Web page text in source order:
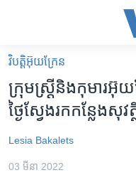
គេហទំព័រ​
ទាក់ទង
រំលង​
និង​
ទំព័រ​
អន្តរជាតិ
វិបត្តិអ៊ុយក្រែន
ក្រុម​ស្ត្រី​និង​កុមារ​អ៊ុយ
ថ្ងៃ​ស្វែងរក​កន្លែង​សុវ
Lesia Bakalets
03 មីនា 2022